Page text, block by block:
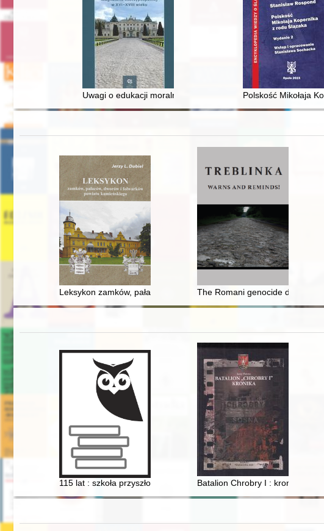
Uwagi o edukacji moralnej synów szlacheckich w XVI-wiecznej
Polskość Mikołaja
Leksykon zamków, pałaców, dworów i folwarków powiatu
The Romani genocide during
115 lat : szkoła przyszłości : Zespół Szkół Mechanicznych nr 1 im.
Batalion Chrobry I : kronika : na